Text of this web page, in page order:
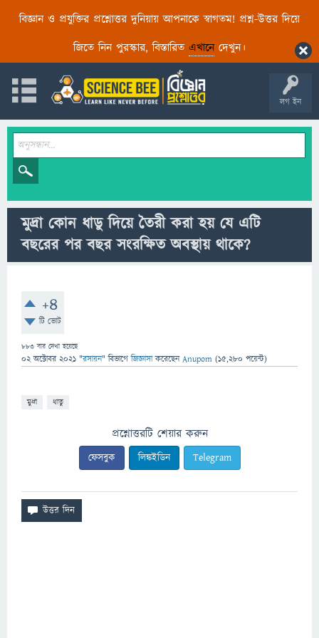
বিজ্ঞান ও প্রযুক্তির প্রশ্নোত্তর দুনিয়ায় আপনাকে স্বাগতম! প্রশ্ন-উত্তর দিয়ে
জিতে নিন পুরস্কার, বিস্তারিত এখানেদেখুন।
লগ ইন
মুদ্রা কোন ধাডু দিয়ে তৈরী করা হয় যে এটি
বছরের পর বছর সংরক্ষিত অবস্থায় থাকে?
+4
টি ভোট
883 বার দেখা হয়েছে
02 অক্টোবর 2021 "রসায়ন" বিভাগে জিজ্ঞাসাকরেছেনAnupom (15,280 পয়েন্ট)
মুদ্রা ধাতু
প্রশ্নোত্তরটি শেয়ার করুন
ফেসবুক লিঙ্কইডিন Telegram